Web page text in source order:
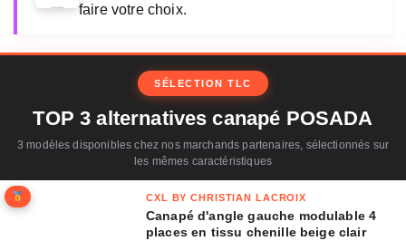
faire votre choix.
SÉLECTION TLC
TOP 3 alternatives canapé POSADA
3 modèles disponibles chez nos marchands partenaires, sélectionnés sur
les mêmes caractéristiques
CXL BY CHRISTIAN LACROIX
Canapé d'angle gauche modulable 4
places en tissu chenille beige clair